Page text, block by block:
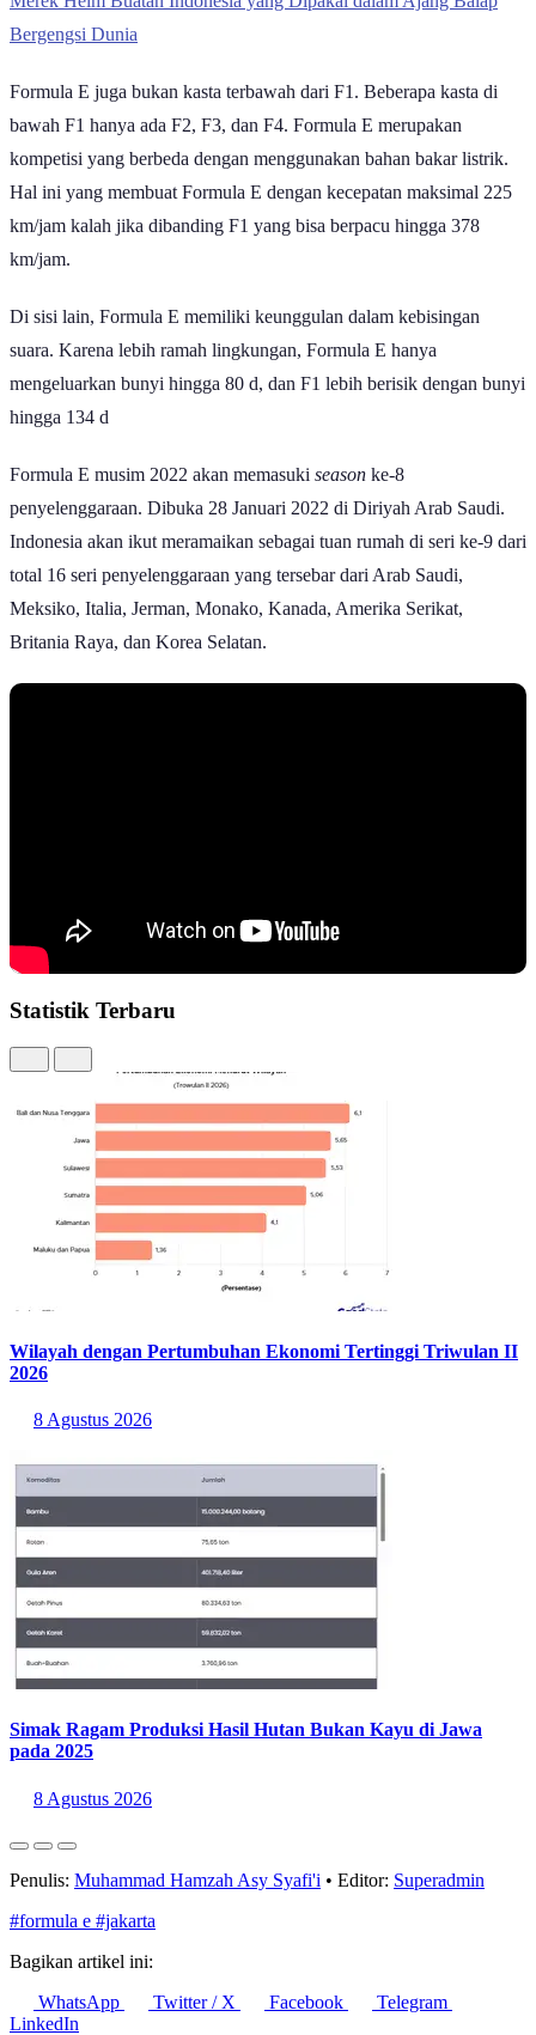
Bergengsi Dunia
Formula E juga bukan kasta terbawah dari F1. Beberapa kasta di
bawah F1 hanya ada F2, F3, dan F4. Formula E merupakan
kompetisi yang berbeda dengan menggunakan bahan bakar listrik.
Hal ini yang membuat Formula E dengan kecepatan maksimal 225
km/jam kalah jika dibanding F1 yang bisa berpacu hingga 378
km/jam.
Di sisi lain, Formula E memiliki keunggulan dalam kebisingan
suara. Karena lebih ramah lingkungan, Formula E hanya
mengeluarkan bunyi hingga 80 d, dan F1 lebih berisik dengan bunyi
hingga 134 d
Formula E musim 2022 akan memasuki season ke-8
penyelenggaraan. Dibuka 28 Januari 2022 di Diriyah Arab Saudi.
Indonesia akan ikut meramaikan sebagai tuan rumah di seri ke-9 dari
total 16 seri penyelenggaraan yang tersebar dari Arab Saudi,
Meksiko, Italia, Jerman, Monako, Kanada, Amerika Serikat,
Britania Raya, dan Korea Selatan.
Statistik Terbaru
Wilayah dengan Pertumbuhan Ekonomi Tertinggi Triwulan II
2026
8 Agustus 2026
Simak Ragam Produksi Hasil Hutan Bukan Kayu di Jawa
pada 2025
8 Agustus 2026
Penulis: Muhammad Hamzah Asy Syafi'i • Editor: Superadmin
#formula e #jakarta
Bagikan artikel ini:
WhatsApp
Twitter / X Facebook
Telegram
LinkedIn